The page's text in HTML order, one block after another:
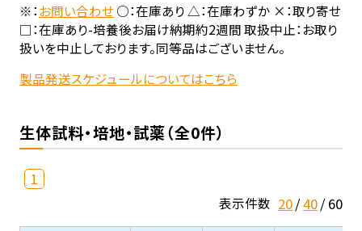
※：お問い合わせ○：在庫あり △：在庫わずか ×：取り寄せ
□：在庫あり-培養後お届け納期約2週間 取扱中止：お取り
扱いを中止しております。同等品はございません。
製品発送スケジュールについてはこちら
生体試料・培地・試薬（全0件）
1
表示件数 20 40 60